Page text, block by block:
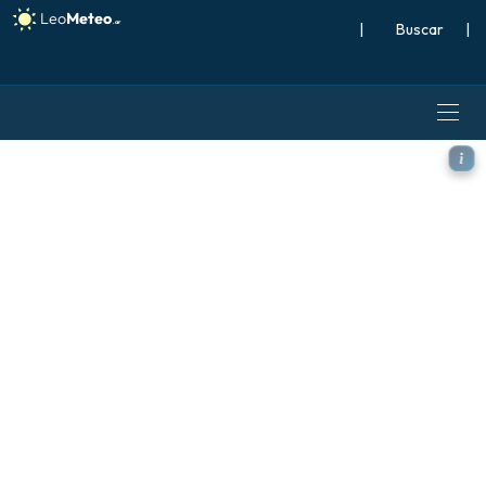
| |
ECMWF AIFS 0.25° [IA]